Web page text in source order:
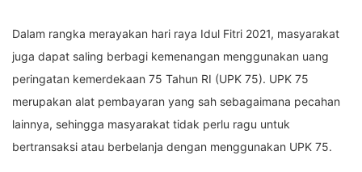
Dalam rangka merayakan hari raya Idul Fitri 2021, masyarakat
juga dapat saling berbagi kemenangan menggunakan uang
peringatan kemerdekaan 75 Tahun RI (UPK 75). UPK 75
merupakan alat pembayaran yang sah sebagaimana pecahan
lainnya, sehingga masyarakat tidak perlu ragu untuk
bertransaksi atau berbelanja dengan menggunakan UPK 75.